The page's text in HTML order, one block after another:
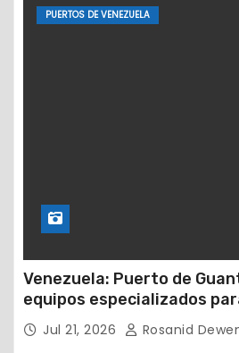
PUERTOS DE VENEZUELA
Venezuela: Puerto de
equipos especializados
petrolera
Jul 21, 2026 Rosanid